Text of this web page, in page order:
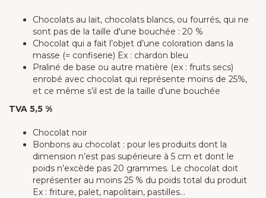
Chocolats au lait, chocolats blancs, ou fourrés, qui ne
sont pas de la taille d'une bouchée : 20 %
Chocolat qui a fait l’objet d’une coloration dans la
masse (= confiserie) Ex : chardon bleu
Praliné de base ou autre matière (ex : fruits secs)
enrobé avec chocolat qui représente moins de 25%,
et ce même s’il est de la taille d’une bouchée
TVA 5,5 %
Chocolat noir
Bonbons au chocolat : pour les produits dont la
dimension n’est pas supérieure à 5 cm et dont le
poids n’excède pas 20 grammes. Le chocolat doit
représenter au moins 25 % du poids total du produit
Ex : friture, palet, napolitain, pastilles…